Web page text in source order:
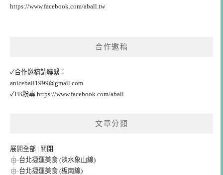
https://www.facebook.com/aball.tw
合作邀稿
✓合作邀稿請聯繫：
aniceball1999@gmail.com
✓FB粉專 https://www.facebook.com/aball
文章分類
展開全部 | 關閉
台北捷運美食 (淡水象山線)
台北捷運美食 (板南線)